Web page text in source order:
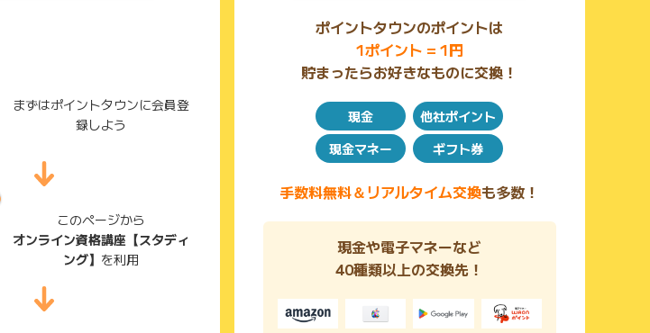
まずはポイントタウンに会員登
録しよう
このページから
オンライン資格講座【スタディ
ング】 を利用
ポイントタウンのポイントは
1ポイント = 1円
貯まったらお好きなものに交換！
現金
他社ポイント
現金マネー
ギフト券
手数料無料＆リアルタイム交換も多数！
現金や電子マネーなど
40種類以上の交換先！